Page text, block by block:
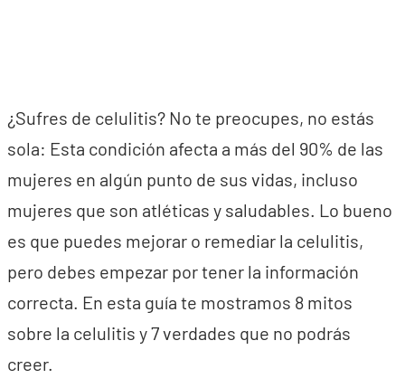
¿Sufres de celulitis? No te preocupes, no estás
sola: Esta condición afecta a más del 90% de las
mujeres en algún punto de sus vidas, incluso
mujeres que son atléticas y saludables. Lo bueno
es que puedes mejorar o remediar la celulitis,
pero debes empezar por tener la información
correcta. En esta guía te mostramos 8 mitos
sobre la celulitis y 7 verdades que no podrás
creer.